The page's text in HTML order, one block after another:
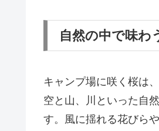
自然の中で味わ
キャンプ場に咲く桜は
空と山、川といった自
す。風に揺れる花びら